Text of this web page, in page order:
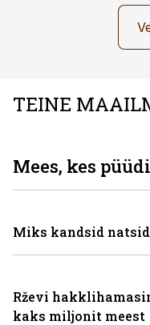
TEINE
Mees, kes
Miks kandsid
Rževi
kaks miljonit meest